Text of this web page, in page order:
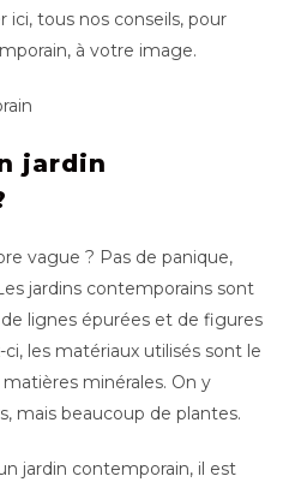
ici, tous nos conseils, pour
à votre image.
jardin
vague ? Pas de panique,
jardins contemporains sont
lignes épurées et de figures
les matériaux utilisés sont le
minérales. On y
mais beaucoup de plantes.
jardin contemporain, il est